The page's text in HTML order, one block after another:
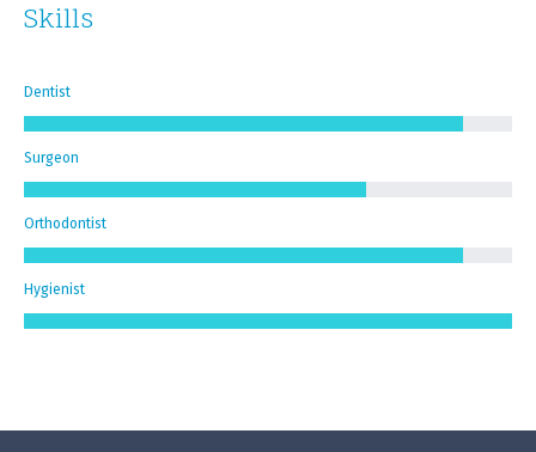
Skills
Dentist
Surgeon
Orthodontist
Hygienist